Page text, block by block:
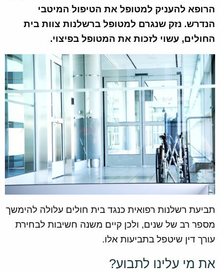
הרופא להעניק למטופל את הטיפול המיטבי
הנדרש. נזק שנגרם למטופל ברשלנות צוות בית
החולים, עשוי לזכות את המטופל בפיצוי.
תביעת רשלנות רפואית כנגד בית חולים עלולה להימשך
מספר רב של שנים, ולכן קיים משנה חשיבות לבחירת
עורך דין שיטפל בתביעות אלו.
את מי עלינו לתבוע?